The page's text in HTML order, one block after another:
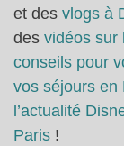
et des vlogs à
des vidéos sur
conseils pour
vos séjours en
l’actualité
Paris !